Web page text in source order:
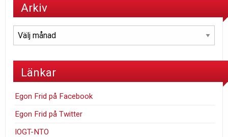
Arkiv
Arkiv
Länkar
Egon Frid på Facebook
Egon Frid på Twitter
IOGT-NTO